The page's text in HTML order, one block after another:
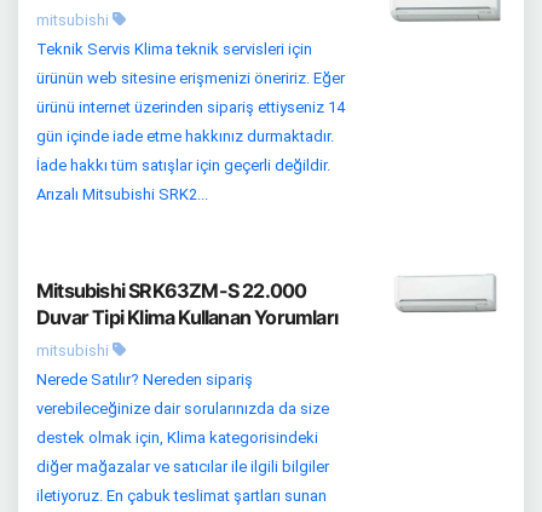
mitsubishi
Teknik Servis Klima teknik servisleri için
ürünün web sitesine erişmenizi öneririz. Eğer
ürünü internet üzerinden sipariş ettiyseniz 14
gün içinde iade etme hakkınız durmaktadır.
İade hakkı tüm satışlar için geçerli değildir.
Arızalı Mitsubishi SRK2...
Mitsubishi SRK63ZM-S 22.000
Duvar Tipi Klima Kullanan Yorumları
mitsubishi
Nerede Satılır? Nereden sipariş
verebileceğinize dair sorularınızda da size
destek olmak için, Klima kategorisindeki
diğer mağazalar ve satıcılar ile ilgili bilgiler
iletiyoruz. En çabuk teslimat şartları sunan